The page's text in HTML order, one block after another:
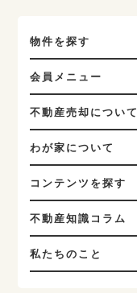
物件を探す
会員メニュー
不動産売却について
わが家について
コンテンツを探す
不動産知識コラム
私たちのこと